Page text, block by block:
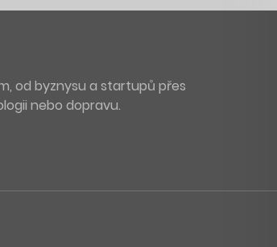
od byznysu a startupů přes
nebo dopravu.